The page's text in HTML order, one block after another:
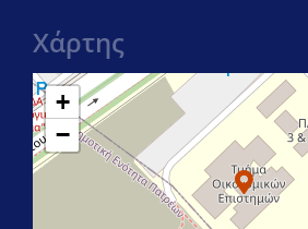
Χάρτης
+
−